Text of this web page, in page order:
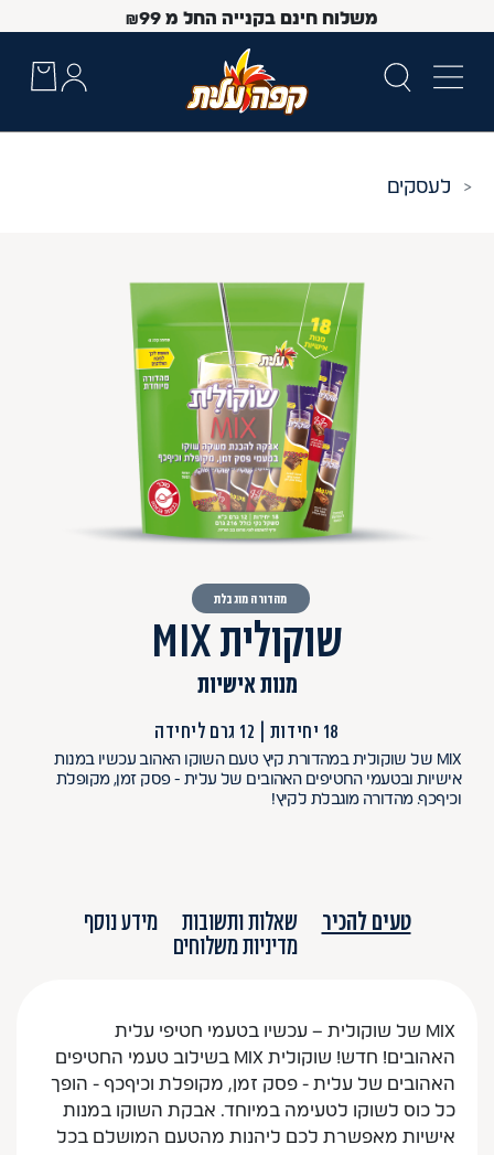
משלוח חינם בקנייה החל מ ₪99
Up and Down arrow keys to navigate search results.
עסקים
מהדורה מוגבלת
שוקולית MIX
מנות אישיות
18 יחידות 12 גרם ליחידה
MIX של שוקולית במהדורת קיץ טעם השוקו האהוב עכשיו במנות
אישיות ובטעמי החטיפים האהובים של עלית - פסק זמן, מקופלת
וכיףכף. מהדורה מוגבלת לקיץ!
טעים להכיר שאלות ותשובות מידע נוסף
מדיניות משלוחים
MIX של שוקולית – עכשיו בטעמי חטיפי עלית
האהובים! חדש! שוקולית MIX בשילוב טעמי החטיפים
האהובים של עלית - פסק זמן, מקופלת וכיףכף - הופך
כל כוס לשוקו לטעימה במיוחד. אבקת השוקו במנות
אישיות מאפשרת לכם ליהנות מהטעם המושלם בכל